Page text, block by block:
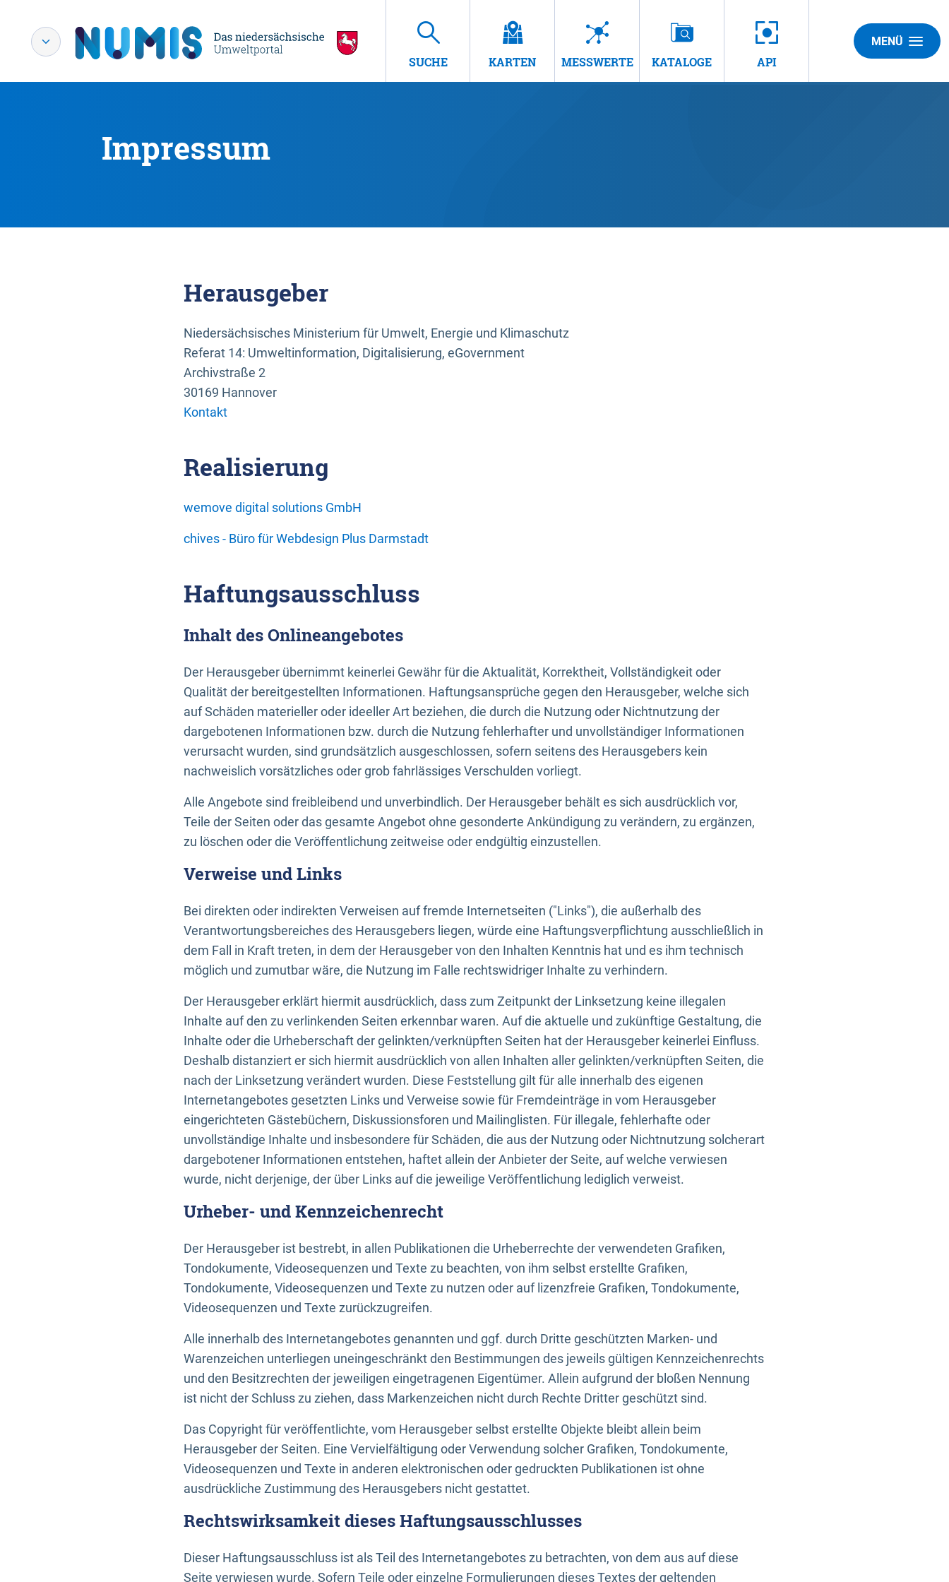
SUCHE KARTEN MESSWERTE KATALOGE API
MENÜ
Impressum
Herausgeber
Niedersächsisches Ministerium für Umwelt, Energie und Klimaschutz
Referat 14: Umweltinformation, Digitalisierung, eGovernment
Archivstraße 2
30169 Hannover
Kontakt
Realisierung
wemove digital solutions GmbH
chives - Büro für Webdesign Plus Darmstadt
Haftungsausschluss
Inhalt des Onlineangebotes
Der Herausgeber übernimmt keinerlei Gewähr für die Aktualität, Korrektheit, Vollständigkeit oder
Qualität der bereitgestellten Informationen. Haftungsansprüche gegen den Herausgeber, welche sich
auf Schäden materieller oder ideeller Art beziehen, die durch die Nutzung oder Nichtnutzung der
dargebotenen Informationen bzw. durch die Nutzung fehlerhafter und unvollständiger Informationen
verursacht wurden, sind grundsätzlich ausgeschlossen, sofern seitens des Herausgebers kein
nachweislich vorsätzliches oder grob fahrlässiges Verschulden vorliegt.
Alle Angebote sind freibleibend und unverbindlich. Der Herausgeber behält es sich ausdrücklich vor,
Teile der Seiten oder das gesamte Angebot ohne gesonderte Ankündigung zu verändern, zu ergänzen,
zu löschen oder die Veröffentlichung zeitweise oder endgültig einzustellen.
Verweise und Links
Bei direkten oder indirekten Verweisen auf fremde Internetseiten ("Links"), die außerhalb des
Verantwortungsbereiches des Herausgebers liegen, würde eine Haftungsverpflichtung ausschließlich in
dem Fall in Kraft treten, in dem der Herausgeber von den Inhalten Kenntnis hat und es ihm technisch
möglich und zumutbar wäre, die Nutzung im Falle rechtswidriger Inhalte zu verhindern.
Der Herausgeber erklärt hiermit ausdrücklich, dass zum Zeitpunkt der Linksetzung keine illegalen
Inhalte auf den zu verlinkenden Seiten erkennbar waren. Auf die aktuelle und zukünftige Gestaltung, die
Inhalte oder die Urheberschaft der gelinkten/verknüpften Seiten hat der Herausgeber keinerlei Einfluss.
Deshalb distanziert er sich hiermit ausdrücklich von allen Inhalten aller gelinkten/verknüpften Seiten, die
nach der Linksetzung verändert wurden. Diese Feststellung gilt für alle innerhalb des eigenen
Internetangebotes gesetzten Links und Verweise sowie für Fremdeinträge in vom Herausgeber
eingerichteten Gästebüchern, Diskussionsforen und Mailinglisten. Für illegale, fehlerhafte oder
unvollständige Inhalte und insbesondere für Schäden, die aus der Nutzung oder Nichtnutzung solcherart
dargebotener Informationen entstehen, haftet allein der Anbieter der Seite, auf welche verwiesen
wurde, nicht derjenige, der über Links auf die jeweilige Veröffentlichung lediglich verweist.
Urheber- und Kennzeichenrecht
Der Herausgeber ist bestrebt, in allen Publikationen die Urheberrechte der verwendeten Grafiken,
Tondokumente, Videosequenzen und Texte zu beachten, von ihm selbst erstellte Grafiken,
Tondokumente, Videosequenzen und Texte zu nutzen oder auf lizenzfreie Grafiken, Tondokumente,
Videosequenzen und Texte zurückzugreifen.
Alle innerhalb des Internetangebotes genannten und ggf. durch Dritte geschützten Marken- und
Warenzeichen unterliegen uneingeschränkt den Bestimmungen des jeweils gültigen Kennzeichenrechts
und den Besitzrechten der jeweiligen eingetragenen Eigentümer. Allein aufgrund der bloßen Nennung
ist nicht der Schluss zu ziehen, dass Markenzeichen nicht durch Rechte Dritter geschützt sind.
Das Copyright für veröffentlichte, vom Herausgeber selbst erstellte Objekte bleibt allein beim
Herausgeber der Seiten. Eine Vervielfältigung oder Verwendung solcher Grafiken, Tondokumente,
Videosequenzen und Texte in anderen elektronischen oder gedruckten Publikationen ist ohne
ausdrückliche Zustimmung des Herausgebers nicht gestattet.
Rechtswirksamkeit dieses Haftungsausschlusses
Dieser Haftungsausschluss ist als Teil des Internetangebotes zu betrachten, von dem aus auf diese
Seite verwiesen wurde. Sofern Teile oder einzelne Formulierungen dieses Textes der geltenden